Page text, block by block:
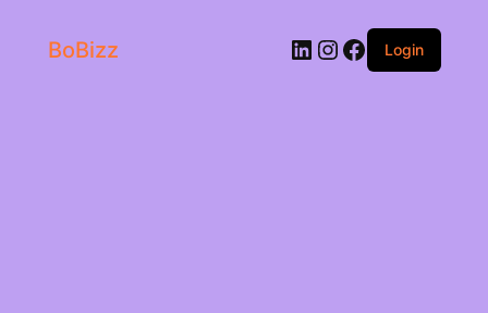
BoBizz LinkedIn
Instagram
Facebook
Login